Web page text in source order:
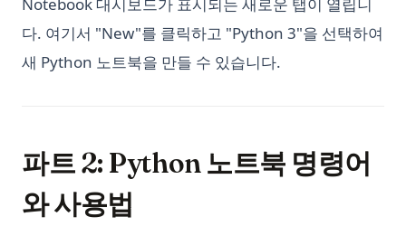
Notebook 대시보드가 표시되는 새로운 탭이 열립니
다. 여기서 "New"를 클릭하고 "Python 3"을 선택하여
새 Python 노트북을 만들 수 있습니다.
파트 2: Python 노트북 명령어
와 사용법